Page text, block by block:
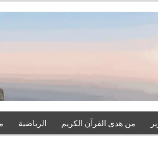
من هدى القرآن الكريم الرياضية